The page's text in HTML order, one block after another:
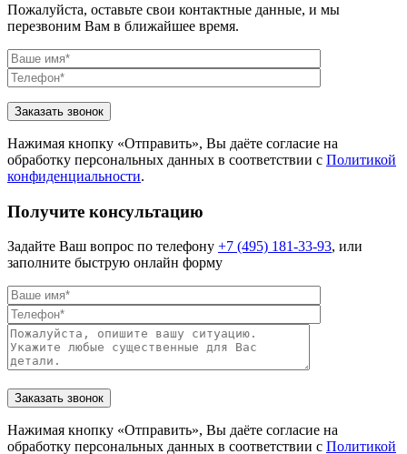
Пожалуйста, оставьте свои контактные данные, и мы
перезвоним Вам в ближайшее время.
Нажимая кнопку «Отправить», Вы даёте согласие на
обработку персональных данных в соответствии с Политикой
конфиденциальности.
Получите консультацию
Задайте Ваш вопрос по телефону +7 (495) 181-33-93, или
заполните быструю онлайн форму
Нажимая кнопку «Отправить», Вы даёте согласие на
обработку персональных данных в соответствии с Политикой